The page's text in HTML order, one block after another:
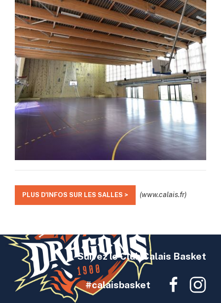
PLUS D'INFOS SUR LES SALLES > (www.calais.fr)
Suivez le Club Calais Basket
#calaisbasket